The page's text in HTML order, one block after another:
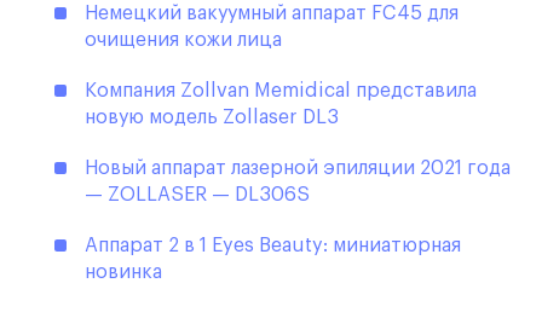
Немецкий вакуумный аппарат FC45 для
очищения кожи лица
Компания Zollvan Memidical представила
новую модель Zollaser DL3
Новый аппарат лазерной эпиляции 2021 года
— ZOLLASER — DL306S
Аппарат 2 в 1 Eyes Beauty: миниатюрная
новинка